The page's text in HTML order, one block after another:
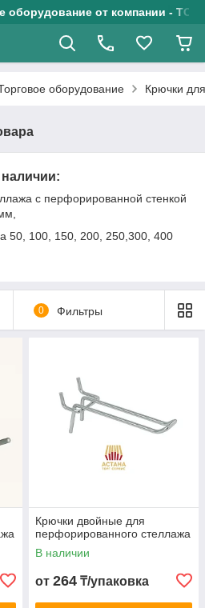
оборудование от компании - ТОО
оборудование Крючки
с перфорированной стенкой
50, 100, 150, 200, 250,300, 400
0 Фильтры
Крючки двойные для
перфорированного стеллажа
В наличии
от 264 ₸/упаковка